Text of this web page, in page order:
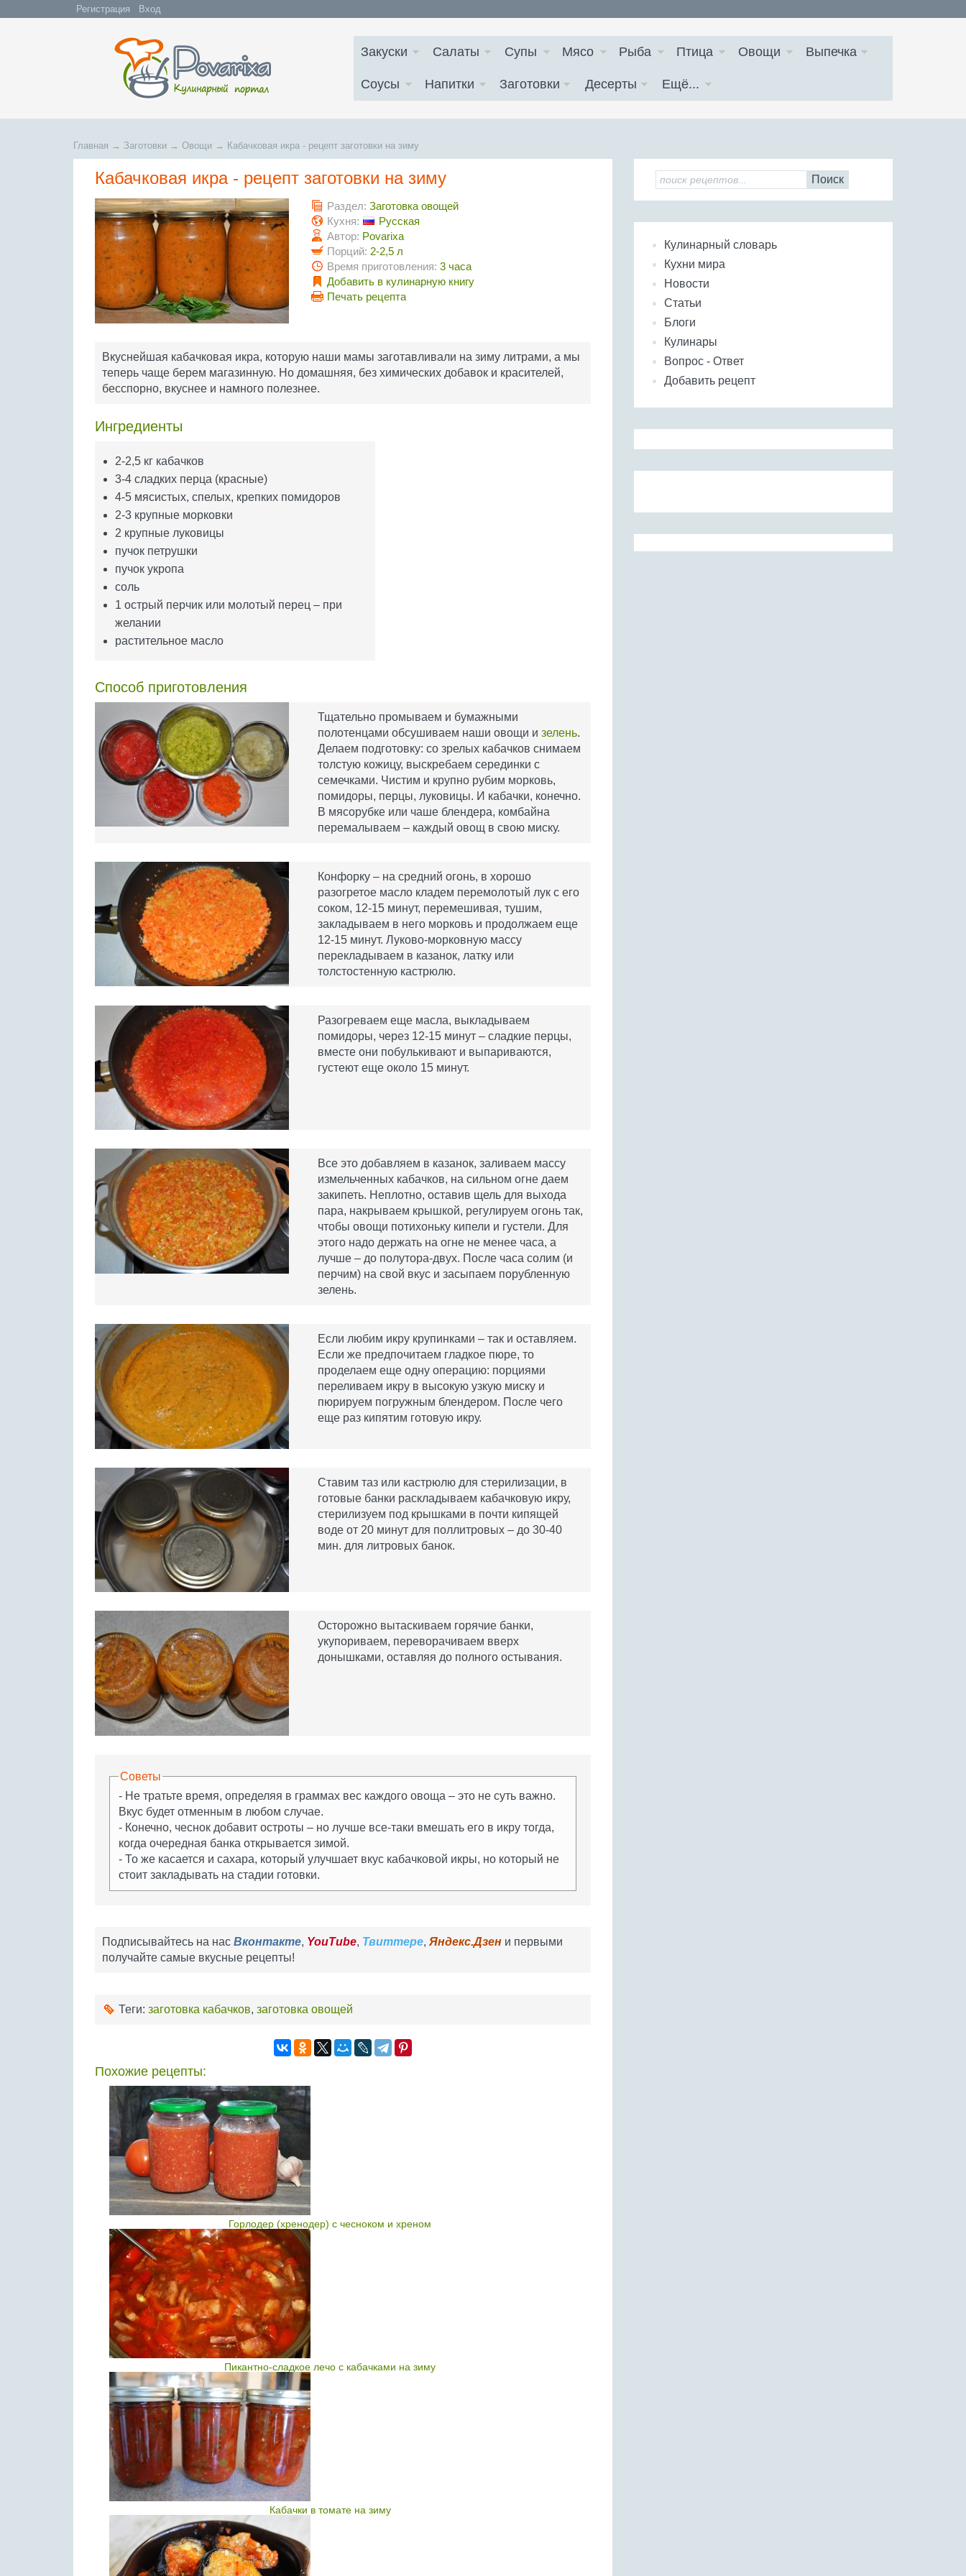
Регистрация Вход
Закуски Салаты Супы Мясо Рыба Птица Овощи Выпечка
Соусы Напитки Заготовки Десерты Ещё...
Главная → Заготовки → Овощи → Кабачковая икра - рецепт заготовки на зиму
Кабачковая икра - рецепт заготовки на зиму
Раздел: Заготовка овощей
Кухня:
Русская
Автор: Povarixa
Порций: 2-2,5 л
Время приготовления: 3 часа
Добавить в кулинарную книгу
Печать рецепта
Вкуснейшая кабачковая икра, которую наши мамы заготавливали на зиму литрами, а мы
теперь чаще берем магазинную. Но домашняя, без химических добавок и красителей,
бесспорно, вкуснее и намного полезнее.
Ингредиенты
2-2,5 кг кабачков
3-4 сладких перца (красные)
4-5 мясистых, спелых, крепких помидоров
2-3 крупные морковки
2 крупные луковицы
пучок петрушки
пучок укропа
соль
1 острый перчик или молотый перец – при
желании
растительное масло
Способ приготовления
Тщательно промываем и бумажными
полотенцами обсушиваем наши овощи и зелень.
Делаем подготовку: со зрелых кабачков снимаем
толстую кожицу, выскребаем серединки с
семечками. Чистим и крупно рубим морковь,
помидоры, перцы, луковицы. И кабачки, конечно.
В мясорубке или чаше блендера, комбайна
перемалываем – каждый овощ в свою миску.
Конфорку – на средний огонь, в хорошо
разогретое масло кладем перемолотый лук с его
соком, 12-15 минут, перемешивая, тушим,
закладываем в него морковь и продолжаем еще
12-15 минут. Луково-морковную массу
перекладываем в казанок, латку или
толстостенную кастрюлю.
Разогреваем еще масла, выкладываем
помидоры, через 12-15 минут – сладкие перцы,
вместе они побулькивают и выпариваются,
густеют еще около 15 минут.
Все это добавляем в казанок, заливаем массу
измельченных кабачков, на сильном огне даем
закипеть. Неплотно, оставив щель для выхода
пара, накрываем крышкой, регулируем огонь так,
чтобы овощи потихоньку кипели и густели. Для
этого надо держать на огне не менее часа, а
лучше – до полутора-двух. После часа солим (и
перчим) на свой вкус и засыпаем порубленную
зелень.
Если любим икру крупинками – так и оставляем.
Если же предпочитаем гладкое пюре, то
проделаем еще одну операцию: порциями
переливаем икру в высокую узкую миску и
пюрируем погружным блендером. После чего
еще раз кипятим готовую икру.
Ставим таз или кастрюлю для стерилизации, в
готовые банки раскладываем кабачковую икру,
стерилизуем под крышками в почти кипящей
воде от 20 минут для поллитровых – до 30-40
мин. для литровых банок.
Осторожно вытаскиваем горячие банки,
укупориваем, переворачиваем вверх
донышками, оставляя до полного остывания.
Советы
- Не тратьте время, определяя в граммах вес каждого овоща – это не суть важно.
Вкус будет отменным в любом случае.
- Конечно, чеснок добавит остроты – но лучше все-таки вмешать его в икру тогда,
когда очередная банка открывается зимой.
- То же касается и сахара, который улучшает вкус кабачковой икры, но который не
стоит закладывать на стадии готовки.
Подписывайтесь на нас Вконтакте, YouTube, Твиттере, Яндекс.Дзен и первыми
получайте самые вкусные рецепты!
Теги: заготовка кабачков, заготовка овощей
Похожие рецепты:
Горлодер (хренодер) с чесноком и хреном
Пикантно-сладкое лечо с кабачками на зиму
Кабачки в томате на зиму
Поиск
Кулинарный словарь
Кухни мира
Новости
Статьи
Блоги
Кулинары
Вопрос - Ответ
Добавить рецепт